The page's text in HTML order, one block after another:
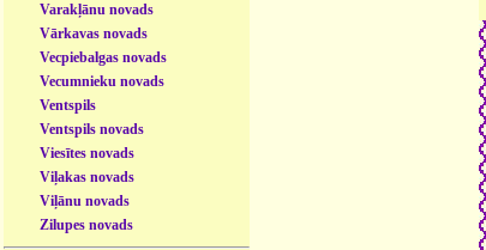
Varakļānu novads
Vārkavas novads
Vecpiebalgas novads
Vecumnieku novads
Ventspils
Ventspils novads
Viesītes novads
Viļakas novads
Viļānu novads
Zilupes novads